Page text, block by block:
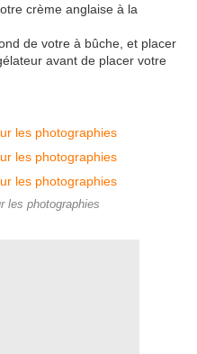
crème anglaise à la
de votre à bûche, et placer
avant de placer votre
les photographies